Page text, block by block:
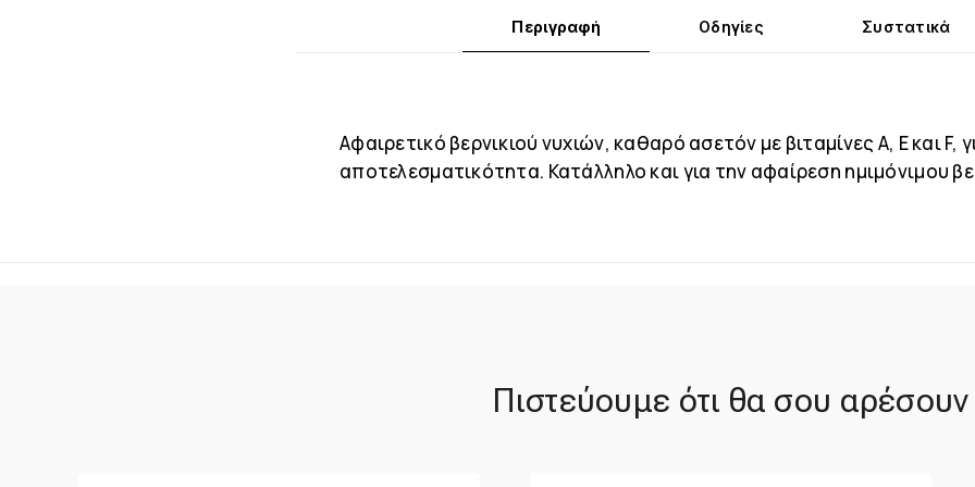
Περιγραφή Οδηγίες Συστατικά
Αφαιρετικό βερνικιού νυχιών, καθαρό ασετόν με βιταμίνες A, E και F,
αποτελεσματικότητα. Κατάλληλο και για την αφαίρεση ημιμόνιμου
Πιστεύουμε ότι θα σου αρέσουν